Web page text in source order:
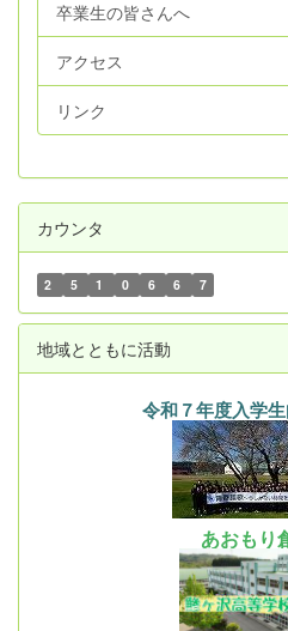
卒業生の皆さんへ
アクセス
リンク
カウンタ
2 5 1 0 6 6 7
地域とともに活動
令和７年度入学
あおもり